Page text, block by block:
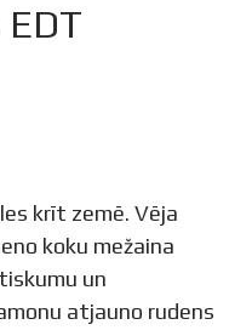
krīt zemē. Vēja
koku mežaina
un
atjauno rudens